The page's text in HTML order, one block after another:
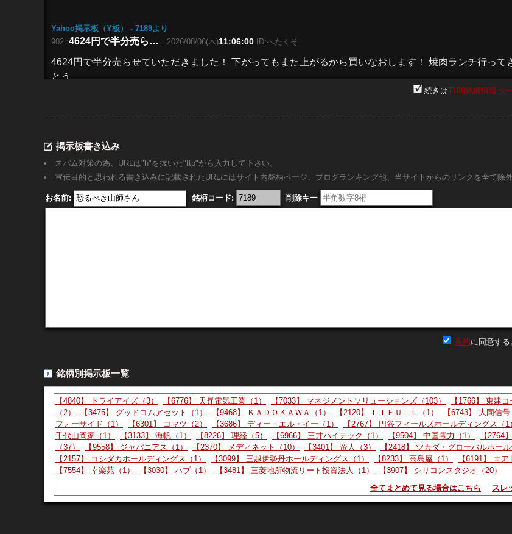
Yahoo掲示板（Y板） - 7189より
902 :4624円で半分売ら… ：2026/08/06(木)11:06:00 ID:へたくそ
4624円で半分売らせていただきました！ 下がってもまた上がるから買いなおします！ 焼肉ランチ行って
とう
Yahoo掲示板（Y板） - 7189より
結局大幅に上がったな。 ここは下がってもまた上がるだろうという安心感があったから安く買えておいし
た。
Yahoo掲示板（Y板） - 7189
898 :4500は楽勝でしょ…
4500は楽勝でしょー
Yahoo掲示板（Y板） - 7189より
897 :あの決算でマイ転って…：2026/08/04(火)10:01:00ID:へたくそ
あの決算でマイ転ってまじ？
Yahoo掲示板（Y板） - 7189より
続きは7189銘柄情報ペ
掲示板書き込み
スパム対策の為、URLは"h"を抜いた"ttp"から入力して下さい。
宣伝目的と思われる書き込みに記載されたURLにはサイト内銘柄ページ、ブログランキング他、当サイトからのリンクを全て除
お名前: 銘柄コード: 削除キー
規約に同意する
銘柄別掲示板一覧
【4840】 トライアイズ（3） 【6776】 天昇電気工業（1） 【7033】 マネジメントソリューションズ（103）
【1766】 東建
（2）
【3475】 グッドコムアセット（1） 【9468】 ＫＡＤＯＫＡＷＡ（1） 【2120】 ＬＩＦＵＬＬ（1） 【6743】 大同信号
フォーサイド（1）
【6301】 コマツ（2） 【3686】 ディー・エル・イー（1） 【2767】 円谷フィールズホールディングス（1
千代山岡家（1）
【3133】 海帆（1） 【8226】 理経（5） 【6966】 三井ハイテック（1） 【9504】 中国電力（1）
【2764
（37）
【9558】 ジャパニアス（1） 【2370】 メディネット（10） 【3401】 帝人（3）
【2418】 ツカダ・グローバルホール
【2157】 コシダカホールディングス（1）
【3099】 三越伊勢丹ホールディングス（1） 【8233】 高島屋（1）
【6191】 エア
【7554】 幸楽苑（1）
【3030】 ハブ（1） 【3481】 三菱地所物流リート投資法人（1）
【3907】 シリコンスタジオ（20）
スレ
全てまとめて見る場合はこちら